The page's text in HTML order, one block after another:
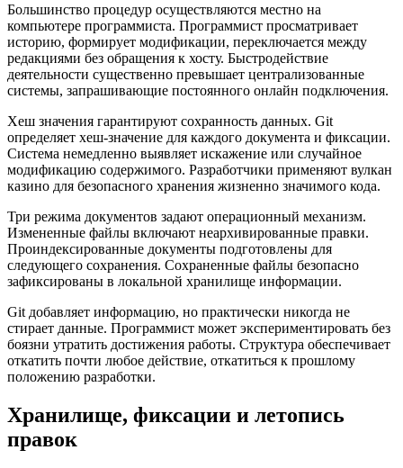
Большинство процедур осуществляются местно на
компьютере программиста. Программист просматривает
историю, формирует модификации, переключается между
редакциями без обращения к хосту. Быстродействие
деятельности существенно превышает централизованные
системы, запрашивающие постоянного онлайн подключения.
Хеш значения гарантируют сохранность данных. Git
определяет хеш-значение для каждого документа и фиксации.
Система немедленно выявляет искажение или случайное
модификацию содержимого. Разработчики применяют вулкан
казино для безопасного хранения жизненно значимого кода.
Три режима документов задают операционный механизм.
Измененные файлы включают неархивированные правки.
Проиндексированные документы подготовлены для
следующего сохранения. Сохраненные файлы безопасно
зафиксированы в локальной хранилище информации.
Git добавляет информацию, но практически никогда не
стирает данные. Программист может экспериментировать без
боязни утратить достижения работы. Структура обеспечивает
откатить почти любое действие, откатиться к прошлому
положению разработки.
Хранилище, фиксации и летопись
правок